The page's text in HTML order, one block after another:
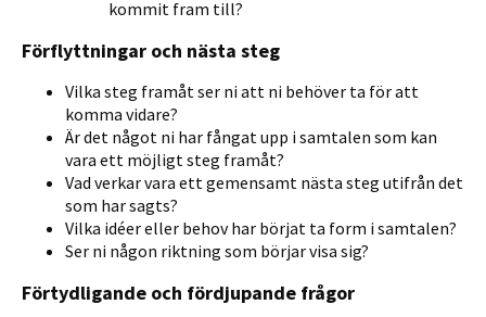
kommit fram till?
Förflyttningar och nästa steg
Vilka steg framåt ser ni att ni behöver ta för att
komma vidare?
Är det något ni har fångat upp i samtalen som kan
vara ett möjligt steg framåt?
Vad verkar vara ett gemensamt nästa steg utifrån det
som har sagts?
Vilka idéer eller behov har börjat ta form i samtalen?
Ser ni någon riktning som börjar visa sig?
Förtydligande och fördjupande frågor